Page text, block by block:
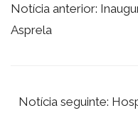
Notícia anterior:
Asprela
Notícia seguinte: